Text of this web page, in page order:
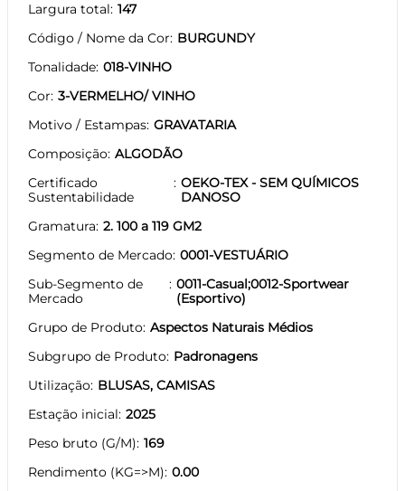
Largura total 147
Código / Nome da Cor BURGUNDY
Tonalidade 018-VINHO
Cor 3-VERMELHO/ VINHO
Motivo / Estampas GRAVATARIA
Composição ALGODÃO
Certificado
Sustentabilidade
OEKO-TEX - SEM QUÍMICOS
DANOSO
Gramatura 2. 100 a 119 GM2
Segmento de Mercado 0001-VESTUÁRIO
Sub-Segmento de
Mercado
0011-Casual;0012-Sportwear
(Esportivo)
Grupo de Produto Aspectos Naturais Médios
Subgrupo de Produto Padronagens
Utilização BLUSAS, CAMISAS
Estação inicial 2025
Peso bruto (G/M) 169
Rendimento (KG=>M) 0.00